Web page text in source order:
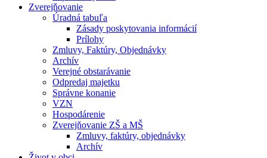
Zverejňovanie
Úradná tabuľa
Zásady poskytovania informácií
Prílohy
Zmluvy, Faktúry, Objednávky
Archív
Verejné obstarávanie
Odpredaj majetku
Správne konanie
VZN
Hospodárenie
Zverejňovanie ZŠ a MŠ
Zmluvy, faktúry, objednávky
Archív